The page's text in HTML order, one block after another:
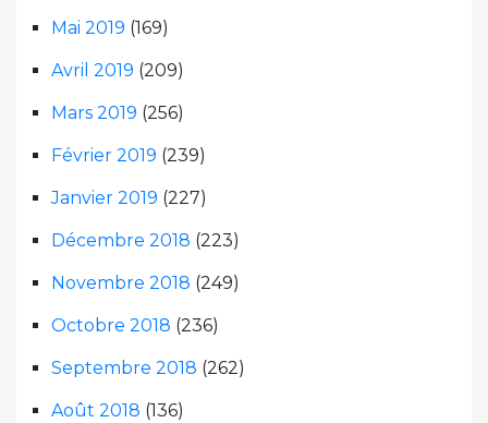
Mai 2019 (169)
Avril 2019 (209)
Mars 2019 (256)
Février 2019 (239)
Janvier 2019 (227)
Décembre 2018 (223)
Novembre 2018 (249)
Octobre 2018 (236)
Septembre 2018 (262)
Août 2018 (136)